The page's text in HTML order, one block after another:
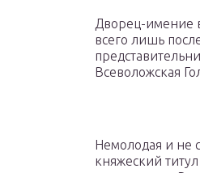
Дворец-имение
всего лишь
Всеволожская
Немолодая и не
княжеский